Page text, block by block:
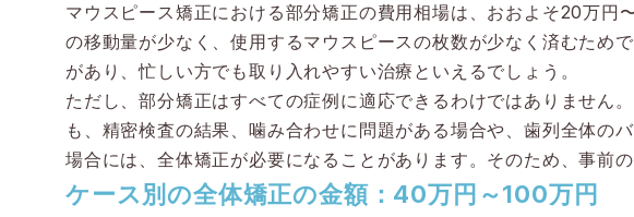
マウスピース矯正における部分矯正の費用相場は、おおよそ20万円
の移動量が少なく、使用するマウスピースの枚数が少なく済むため
があり、忙しい方でも取り入れやすい治療といえるでしょう。
ただし、部分矯正はすべての症例に適応できるわけではありません
も、精密検査の結果、噛み合わせに問題がある場合や、歯列全体の
場合には、全体矯正が必要になることがあります。そのため、事前の
ケース別の全体矯正の金額：40万円～100万円